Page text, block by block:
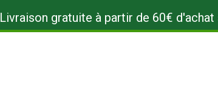
Livraison gratuite à partir de 60€